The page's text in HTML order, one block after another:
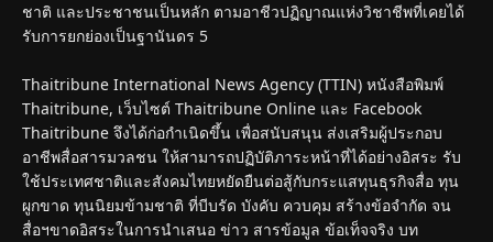
ชาติ และประชาชนเป็นหลัก ตามอาชีวปฏิญาณแห่งวิชาชีพที่เคยได้
รับการยกย่องเป็นฐานันดร 5
Thaitribune International News Agency (TTIN) หนังสือพิมพ์
Thaitribune, เว็บไซต์ Thaitribune Online และ Facebook
Thaitribune จึงได้ก่อกำเนิดขึ้น เพื่อสนับสนุน ส่งเสริมผู้ประกอบ
อาชีพสื่อสารมวลชน ให้สามารถปฏิบัติภาระหน้าที่ได้อย่างอิสระ รับ
ใช้ประเทศชาติและสังคมไทยหยัดยืนต่อสู้กับกระแสทุนธุรกิจสื่อ ทุน
ผูกขาด ทุนนิยมข้ามชาติ ที่บีบรัด บังคับ ควบคุม สร้างข้อจำกัด จน
สื่อฯขาดอิสระในการนำเสนอ ข่าว สารข้อมูล ข้อเท็จจริง บท